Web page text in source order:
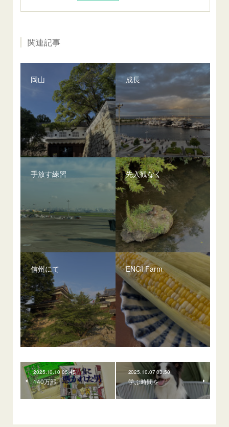
関連記事
岡山 成長
手放す練習 先入観なく
信州にて ENGI Farm
2025.10.10 05:45
140万部
2025.10.07 03:50
学ぶ時間を